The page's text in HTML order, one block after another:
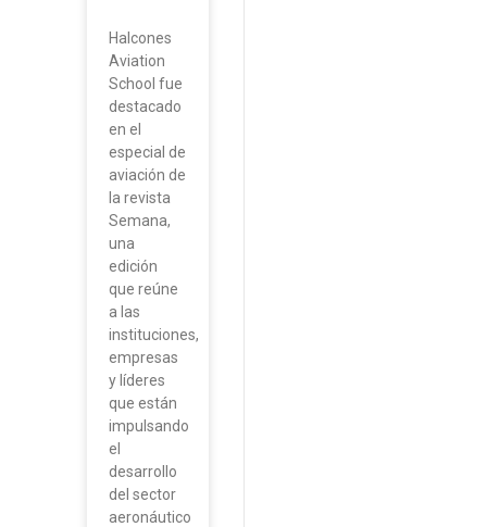
Halcones
Aviation
School fue
destacado
en el
especial de
aviación de
la revista
Semana,
una
edición
que reúne
a las
instituciones,
empresas
y líderes
que están
impulsando
el
desarrollo
del sector
aeronáutico